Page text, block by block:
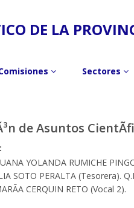
DE LA
Sectores
de Asuntos
YOLANDA RUMICHE
SOTO PERALTA (Tesorera).
CERQUIN RETO (Vocal 2).